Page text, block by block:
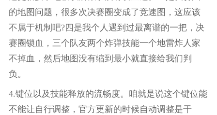
的地图问题，很多次决赛圈变成了竞速图，这应该
不属于机制吧?四是我个人遇到过最离谱的一把，决
赛圈锁血，三个队友两个炸弹技能一个地雷炸人家
不掉血，然后地图没有缩到最小就直接给我们判
负。
4.键位以及技能释放的流畅度。咱就是说这个键位能
不能让自行调整，官方更新的时候自动调整是干